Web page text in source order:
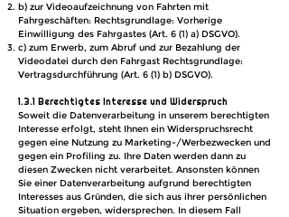
b) zur Videoaufzeichnung von Fahrten mit
Fahrgeschäften: Rechtsgrundlage: Vorherige
Einwilligung des Fahrgastes (Art. 6 (1) a) DSGVO).
c) zum Erwerb, zum Abruf und zur Bezahlung der
Videodatei durch den Fahrgast Rechtsgrundlage:
Vertragsdurchführung (Art. 6 (1) b) DSGVO).
1.3.1 Berechtigtes Interesse und Widerspruch
Soweit die Datenverarbeitung in unserem berechtigten
Interesse erfolgt, steht Ihnen ein Widerspruchsrecht
gegen eine Nutzung zu Marketing-/Werbezwecken und
gegen ein Profiling zu. Ihre Daten werden dann zu
diesen Zwecken nicht verarbeitet. Ansonsten können
Sie einer Datenverarbeitung aufgrund berechtigten
Interesses aus Gründen, die sich aus ihrer persönlichen
Situation ergeben, widersprechen. In diesem Fall